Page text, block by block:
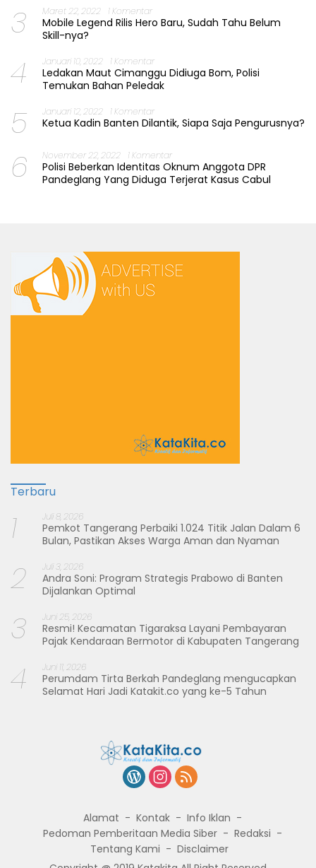
3 Maret 22, 2022 1 Komentar
Mobile Legend Rilis Hero Baru, Sudah Tahu Belum
Skill-nya?
4 Januari 10, 2022 1 Komentar
Ledakan Maut Cimanggu Didiuga Bom, Polisi
Temukan Bahan Peledak
5 Januari 12, 2022 1 Komentar
Ketua Kadin Banten Dilantik, Siapa Saja Pengurusnya?
6 November 22, 2022 1 Komentar
Polisi Beberkan Identitas Oknum Anggota DPR
Pandeglang Yang Diduga Terjerat Kasus Cabul
Terbaru
1 Juli 8, 2026
Pemkot Tangerang Perbaiki 1.024 Titik Jalan Dalam 6
Bulan, Pastikan Akses Warga Aman dan Nyaman
2 Juli 3, 2026
Andra Soni: Program Strategis Prabowo di Banten
Dijalankan Optimal
3 Juni 25, 2026
Resmi! Kecamatan Tigaraksa Layani Pembayaran
Pajak Kendaraan Bermotor di Kabupaten Tangerang
4 Juni 11, 2026
Perumdam Tirta Berkah Pandeglang mengucapkan
Selamat Hari Jadi Katakit.co yang ke-5 Tahun
Alamat Kontak
Info Iklan
Pedoman Pemberitaan Media Siber
Redaksi
Tentang Kami
Disclaimer